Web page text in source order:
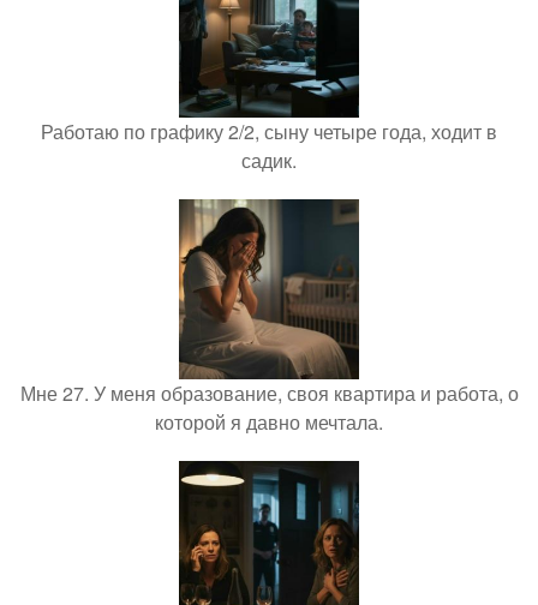
Работаю по графику 2/2, сыну четыре года, ходит в
садик.
Мне 27. У меня образование, своя квартира и работа, о
которой я давно мечтала.